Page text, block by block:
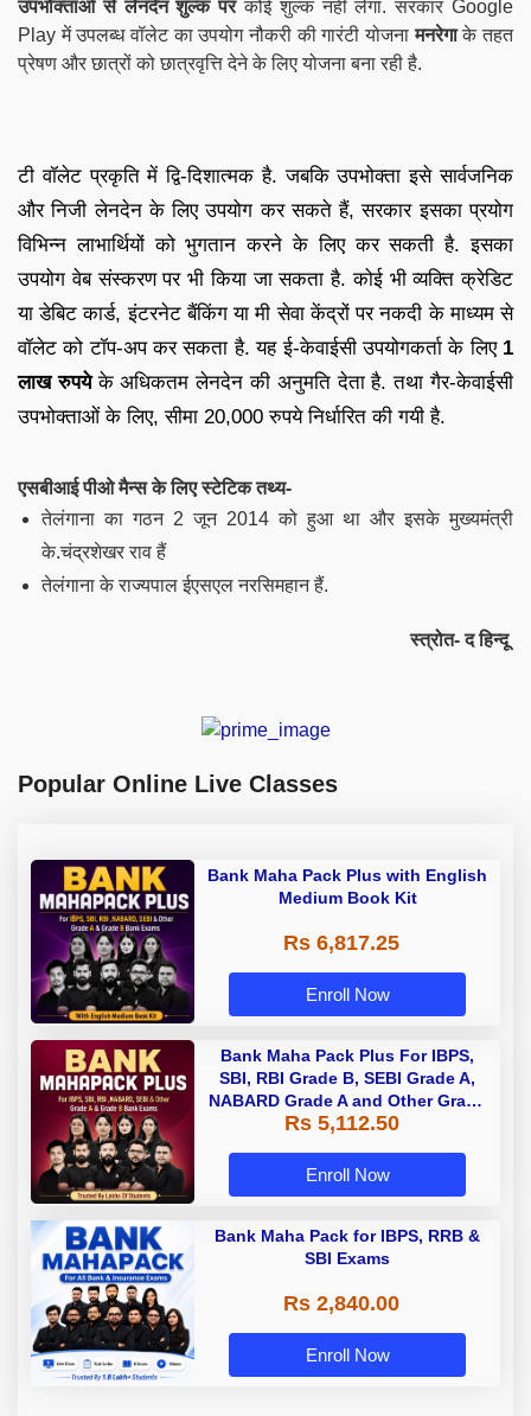
उपभोक्ताओं से लेनदेन शुल्क परकोई शुल्क नहीं लेगा. सरकार Google
Play में उपलब्ध वॉलेट का उपयोग नौकरी की गारंटी योजनामनरेगाके तहत
प्रेषण और छात्रों को छात्रवृत्ति देने के लिए योजना बना रही है.
टी वॉलेट प्रकृति में द्वि-दिशात्मक है. जबकि उपभोक्ता इसे सार्वजनिक
और निजी लेनदेन के लिए उपयोग कर सकते हैं, सरकार इसका प्रयोग
विभिन्न लाभार्थियों को भुगतान करने के लिए कर सकती है. इसका
उपयोग वेब संस्करण पर भी किया जा सकता है. कोई भी व्यक्ति क्रेडिट
या डेबिट कार्ड, इंटरनेट बैंकिंग या मी सेवा केंद्रों पर नकदी के माध्यम से
वॉलेट को टॉप-अप कर सकता है. यह ई-केवाईसीउपयोगकर्ताके लिए 1
लाख रुपयेके अधिकतम लेनदेन की अनुमति देता है. तथागैर-केवाईसी
उपभोक्ताओं के लिए, सीमा 20,000 रुपये निर्धारित की गयी है.
एसबीआई पीओ मैन्स के लिए स्टेटिक तथ्य-
तेलंगाना का गठन 2 जून 2014 को हुआ था और इसके मुख्यमंत्री
के.चंद्रशेखर राव हैं
तेलंगाना के राज्यपाल ईएसएल नरसिमहान हैं.
स्त्रोत- द हिन्दू
Popular Online Live Classes
Bank Maha Pack Plus with English
Medium Book Kit
Rs 6,817.25
Enroll Now
Bank Maha Pack Plus For IBPS,
SBI, RBI Grade B, SEBI Grade A,
NABARD Grade A and Other Grade
A & Grade B Bank Exams
Rs 5,112.50
Enroll Now
Bank Maha Pack for IBPS, RRB &
SBI Exams
Rs 2,840.00
Enroll Now